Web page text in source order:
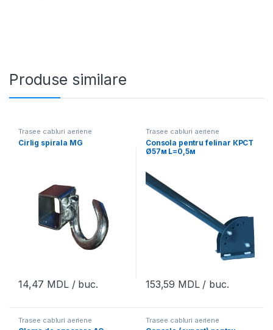
Produse similare
Trasee cabluri aeriene
Cirlig spirala MG
14,47 MDL/ buc.
Trasee cabluri aeriene
Consola pentru felinar КРСТ
Ø57м L=0,5м
153,59 MDL/ buc.
Trasee cabluri aeriene Trasee cabluri aeriene